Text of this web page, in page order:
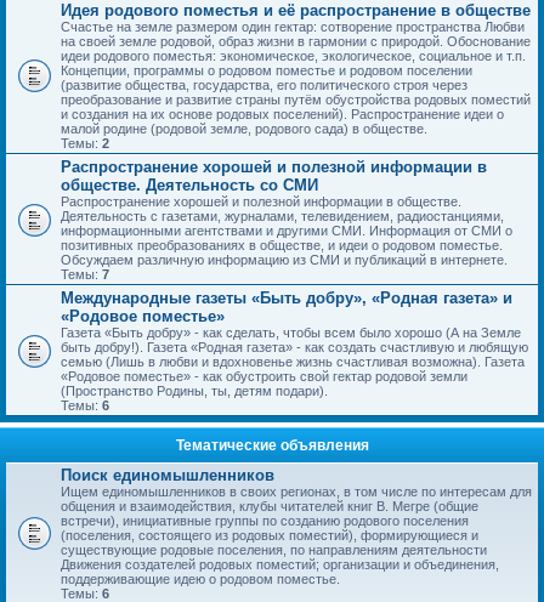
Идея родового поместья и её распространение в обществе
Счастье на земле размером один гектар: сотворение пространства Любви
на своей земле родовой, образ жизни в гармонии с природой. Обоснование
идеи родового поместья: экономическое, экологическое, социальное и т.п.
Концепции, программы о родовом поместье и родовом поселении
(развитие общества, государства, его политического строя через
преобразование и развитие страны путём обустройства родовых поместий
и создания на их основе родовых поселений). Распространение идеи о
малой родине (родовой земле, родового сада) в обществе.
Темы: 2
Распространение хорошей и полезной информации в
обществе. Деятельность со СМИ
Распространение хорошей и полезной информации в обществе.
Деятельность с газетами, журналами, телевидением, радиостанциями,
информационными агентствами и другими СМИ. Информация от СМИ о
позитивных преобразованиях в обществе, и идеи о родовом поместье.
Обсуждаем различную информацию из СМИ и публикаций в интернете.
Темы: 7
Международные газеты «Быть добру», «Родная газета» и
«Родовое поместье»
Газета «Быть добру» - как сделать, чтобы всем было хорошо (А на Земле
быть добру!). Газета «Родная газета» - как создать счастливую и любящую
семью (Лишь в любви и вдохновенье жизнь счастливая возможна). Газета
«Родовое поместье» - как обустроить свой гектар родовой земли
(Пространство Родины, ты, детям подари).
Темы: 6
Тематические объявления
Поиск единомышленников
Ищем единомышленников в своих регионах, в том числе по интересам для
общения и взаимодействия, клубы читателей книг В. Мегре (общие
встречи), инициативные группы по созданию родового поселения
(поселения, состоящего из родовых поместий), формирующиеся и
существующие родовые поселения, по направлениям деятельности
Движения создателей родовых поместий; организации и объединения,
поддерживающие идею о родовом поместье.
Темы: 6